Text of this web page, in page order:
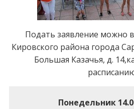
Подать заявление можно
Кировского района города
Большая Казачья, д.
Понедельник